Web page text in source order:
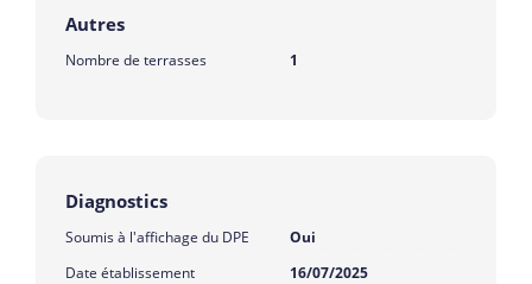
Autres
Nombre de terrasses 1
Diagnostics
Soumis à l'affichage du DPE
Oui
Date établissement
16/07/2025